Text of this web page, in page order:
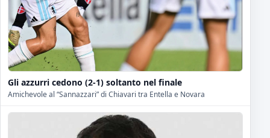
Gli azzurri cedono (2-1) soltanto nel finale
Amichevole al “Sannazzari” di Chiavari tra Entella e Novara